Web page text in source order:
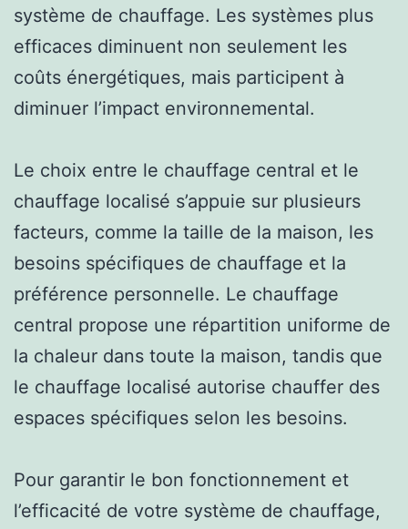
système de chauffage. Les systèmes plus
efficaces diminuent non seulement les
coûts énergétiques, mais participent à
diminuer l’impact environnemental.
Le choix entre le chauffage central et le
chauffage localisé s’appuie sur plusieurs
facteurs, comme la taille de la maison, les
besoins spécifiques de chauffage et la
préférence personnelle. Le chauffage
central propose une répartition uniforme de
la chaleur dans toute la maison, tandis que
le chauffage localisé autorise chauffer des
espaces spécifiques selon les besoins.
Pour garantir le bon fonctionnement et
l’efficacité de votre système de chauffage,